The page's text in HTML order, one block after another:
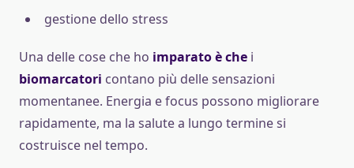
gestione dello stress
Una delle cose che ho imparato è che i
biomarcatori contano più delle sensazioni
momentanee. Energia e focus possono migliorare
rapidamente, ma la salute a lungo termine si
costruisce nel tempo.